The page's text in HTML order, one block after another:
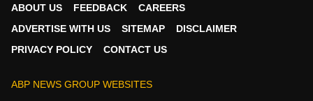
सहयोग भी दे रहे हैं, लेकिन अब तक किसी की गिरफ्तारी नहीं होना
ABOUT US FEEDBACK
CAREERS
ADVERTISE WITH US
SITEMAP
DISCLAIMER
PRIVACY POLICY
CONTACT US
ABP NEWS GROUP WEBSITES